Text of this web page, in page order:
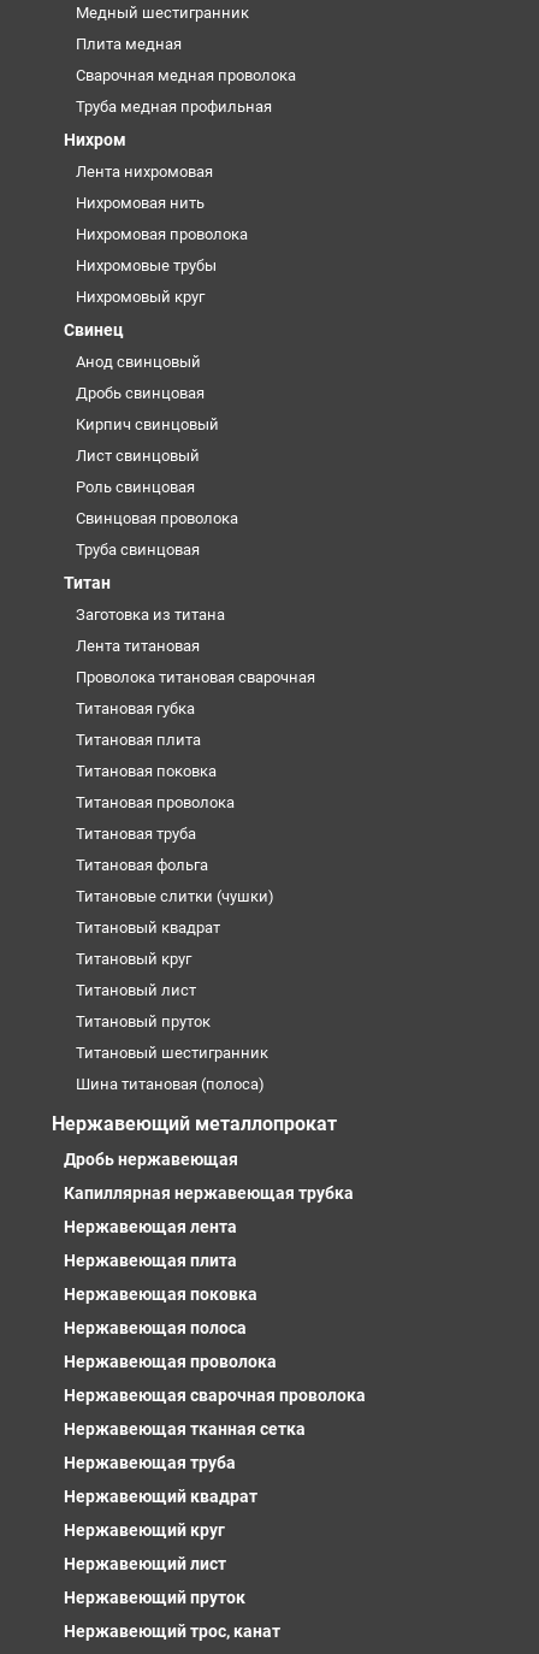
Медный шестигранник
Плита медная
Сварочная медная проволока
Труба медная профильная
Нихром
Лента нихромовая
Нихромовая нить
Нихромовая проволока
Нихромовые трубы
Нихромовый круг
Свинец
Анод свинцовый
Дробь свинцовая
Кирпич свинцовый
Лист свинцовый
Роль свинцовая
Свинцовая проволока
Труба свинцовая
Титан
Заготовка из титана
Лента титановая
Проволока титановая сварочная
Титановая губка
Титановая плита
Титановая поковка
Титановая проволока
Титановая труба
Титановая фольга
Титановые слитки (чушки)
Титановый квадрат
Титановый круг
Титановый лист
Титановый пруток
Титановый шестигранник
Шина титановая (полоса)
Нержавеющий металлопрокат
Дробь нержавеющая
Капиллярная нержавеющая трубка
Нержавеющая лента
Нержавеющая плита
Нержавеющая поковка
Нержавеющая полоса
Нержавеющая проволока
Нержавеющая сварочная проволока
Нержавеющая тканная сетка
Нержавеющая труба
Нержавеющий квадрат
Нержавеющий круг
Нержавеющий лист
Нержавеющий пруток
Нержавеющий трос, канат